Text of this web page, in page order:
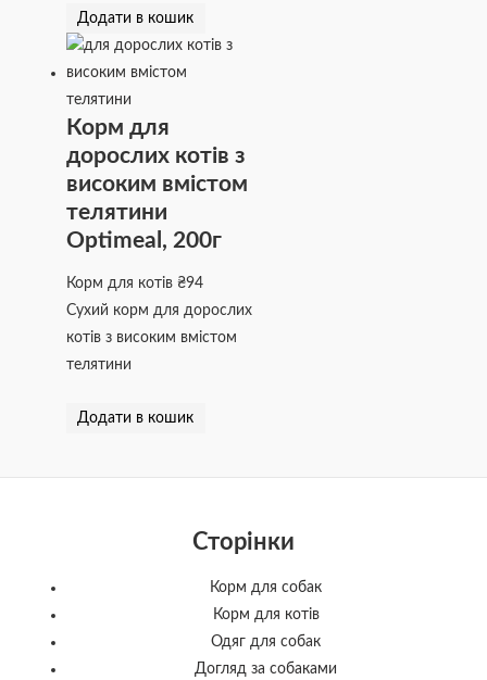
Додати в кошик
Корм для
дорослих котів з
високим вмістом
телятини
Optimeal, 200г
Корм для котів₴94
Сухий корм для дорослих
котів з високим вмістом
телятини
Додати в кошик
Сторінки
Корм для собак
Корм для котів
Одяг для собак
Догляд за собаками